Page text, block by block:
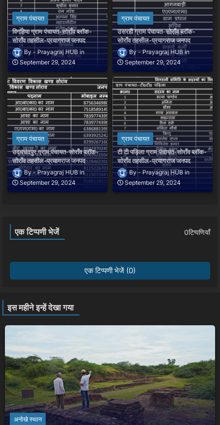
ग्राम पंचायत
विगहिया ग्राम पंचायत-सोराँव ब्लॉक-
सोराँव तहसील-प्रयागराज जनपद
Prayagraj HUB
September 29, 2024
ग्राम पंचायत
उसरही ग्राम पंचायत-सोराँव ब्लॉक-
सोराँव तहसील-प्रयागराज जनपद
Prayagraj HUB
September 29, 2024
ग्राम पंचायत
उदयचंदपुर ग्राम पंचायत-सोराँव ब्लॉक-
सोराँव तहसील-प्रयागराज जनपद
Prayagraj HUB
September 29, 2024
ग्राम पंचायत
टी टी पड़िला ग्राम पंचायत-सोराँव ब्लॉक-
सोराँव तहसील-प्रयागराज जनपद
Prayagraj HUB
September 29, 2024
एक टिप्पणी भेजें 0टिप्पणियाँ
एक टिप्पणी भेजें (0)
इस महीने इन्हें देखा गया
अनोखे स्थान